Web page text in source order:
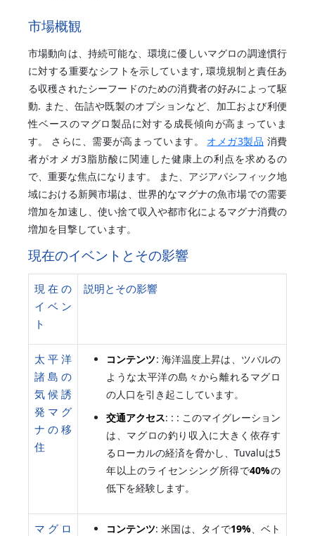
市場概観
市場動向は、持続可能な、環境に優しいマグロの調達慣行
に対する重要なシフトを示しています, 環境規制と責任あ
る収穫されたシーフードのための消費者の好みによって駆
動. また、缶詰や既製のオプションなど、加工および利便
性ベースのマグロ製品に対する成長傾向が高まっていま
す。 さらに、需要が高まっています。 オメガ3製品 消費
者がオメガ3脂肪酸に関連した健康上の利点を求めるの
で、重要な焦点になります。 また、アジアパシフィック地
域における新興市場は、世界的なマグナの魚市場での需要
増加を加速し、使い捨て収入や都市化によるマグナ消費の
増加を目撃しています。
現在のイベントとその影響
現在の
イベン
ト
説明とその影響
太平洋
諸島の
気候誘
発マグ
ナの移
住
コンテンツ: 海洋温度上昇は、ツバルの
ような太平洋の島々から離れるマグロ
の人口を引き起こしています。
交通アクセス: : : このマイグレーション
は、マグロの釣り収入に大きく依存す
るローカルの経済を脅かし、Tuvaluは5
年以上のライセンシング所得で40%の
低下を経験します。
マグロ
コンテンツ: 米国は、タイで19%、ベト